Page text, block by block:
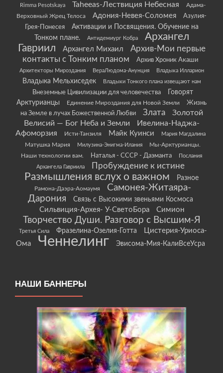
Rimma Pesotskaya Taheeas-Лествиция Небесная
Адама-
Верховный Жрец Телоса
Адония-Невея-Соломея
Азулия-
Грея-Понесея
Активации и Посвящения. Обучение на
Тонком плане.
Антидемиург Кобра
Архангел
Гавриил
Архангел Михаил
Архив-Мои первые
контакты с Тонким планом
Архив Хроник Акаши
Архитекторы Мироздания ВераЛюдома-Анунция Владыка Илларион
Владыка Мельхиседек Владыки Тонкого плана извещают нам
Внеземные Цивилизации для человечества
Говорят
Арктурианцы
Единение Мироздания для Новой Земли
Жизнь
на Земле в лучах Божественной Любви
Злата
Золотой
Велисий — Бог Неба и Земли
Ивелина-Наджа-
Афоморзия
Исти-Танзиля Майк Куинси Мария Магдалина
Матушка Мария Милузина-Энигма-Илания
Мы-Арктурианцы.
Наши технологии вам.
Наталья - СССР - Даэманта
Послания
Архангела Гавриила
Пробуждение к истине
Размышления вслух о важном Разное
Рамона-Даэра-Аомаумя
Самонея-Житаяра-
Дарония
Связь с Высокими звеньями Космоса
Сильвиция-Архея- У-СветоБора Симион
Творчество Души. Разговор с Высшим-Я
Третья Сила Фразелина-Озелия-Готта
Цистерия-Уриоса-
Ома
Ченнелинг Эвисома-Мия-КалиВсеУсра
НАШИ БАННЕРЫ